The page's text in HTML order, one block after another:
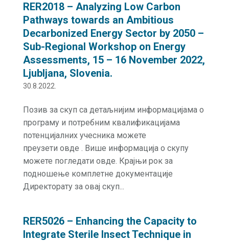
RER2018 – Analyzing Low Carbon
Pathways towards an Ambitious
Decarbonized Energy Sector by 2050 –
Sub-Regional Workshop on Energy
Assessments, 15 – 16 November 2022,
Ljubljana, Slovenia.
30.8.2022.
Позив за скуп са детаљнијим информацијама о
програму и потребним квалификацијама
потенцијалних учесника можете
преузети овде . Више информација о скупу
можете погледати овде. Крајњи рок за
подношење комплетне документације
Директорату за овај скуп...
RER5026 – Enhancing the Capacity to
Integrate Sterile Insect Technique in